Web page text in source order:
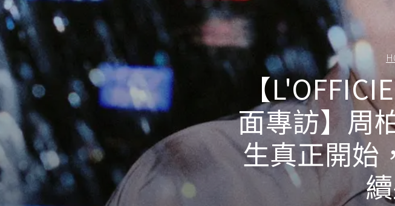
【
面專訪】周
生真正開始